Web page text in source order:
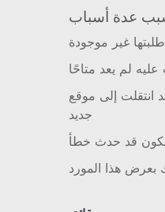
غير موجودة
لم يعد متاحًا
انتقلت إلى موقع
جديد
قد حدث خطأ
هذا المورد